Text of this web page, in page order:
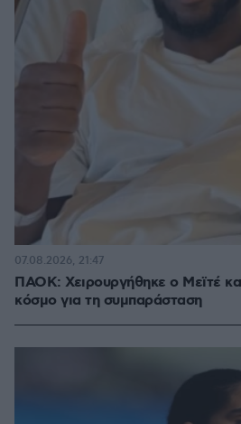
ΠΑΟΚ: Χειρουργήθηκε ο Μεϊτέ
κόσμο για τη συμπαράσταση
07.08.2026, 21:47